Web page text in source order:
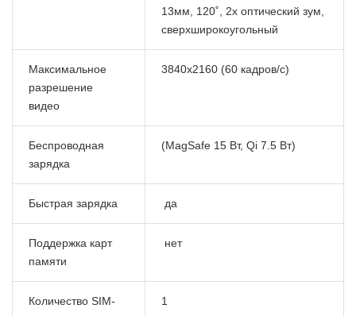
13мм, 120˚, 2x оптический зум,
сверхширокоугольный
Максимальное
разрешение
видео
3840x2160 (60 кадров/с)
Беспроводная
зарядка
(MagSafe 15 Вт, Qi 7.5 Вт)
Быстрая зарядка да
Поддержка карт
памяти
нет
Количество SIM-
1